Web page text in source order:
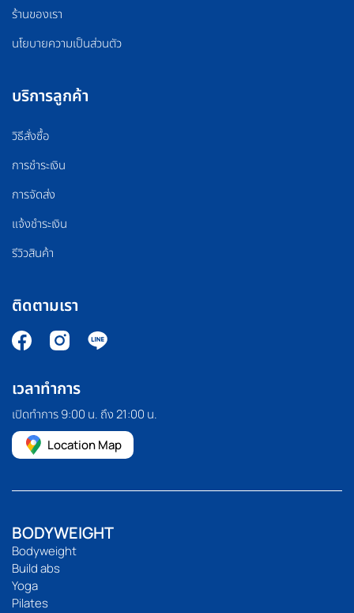
ร้านของเรา
นโยบายความเป็นส่วนตัว
บริการลูกค้า
วิธีสั่งซื้อ
การชำระเงิน
การจัดส่ง
แจ้งชำระเงิน
รีวิวสินค้า
ติดตามเรา
เวลาทำการ
เปิดทำการ 9:00 น. ถึง 21:00 น.
Location Map
BODYWEIGHT
Bodyweight
Build abs
Yoga
Pilates